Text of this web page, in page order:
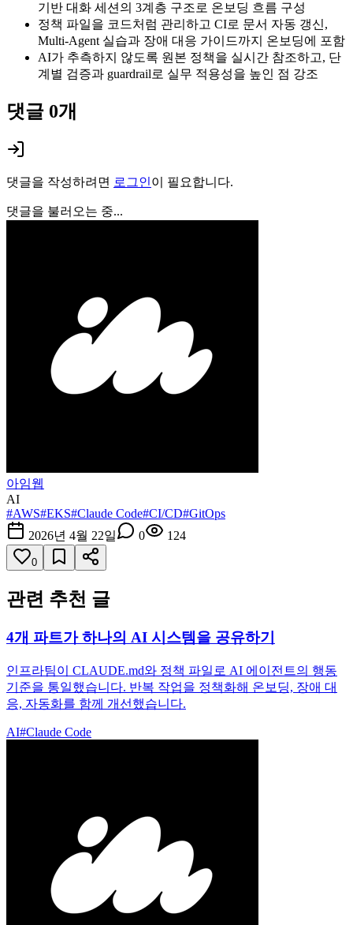
기반 대화 세션의 3계층 구조로 온보딩 흐름 구성
정책 파일을 코드처럼 관리하고 CI로 문서 자동 갱신,
Multi-Agent 실습과 장애 대응 가이드까지 온보딩에 포함
AI가 추측하지 않도록 원본 정책을 실시간 참조하고, 단
계별 검증과 guardrail로 실무 적용성을 높인 점 강조
댓글 0개
댓글을 작성하려면 로그인이 필요합니다.
댓글을 불러오는 중...
아임웹
AI
#AWS#EKS#Claude Code#CI/CD#GitOps
2026년 4월 22일
0 124
0
관련 추천 글
4개 파트가 하나의 AI 시스템을 공유하기
인프라팀이 CLAUDE.md와 정책 파일로 AI 에이전트의 행동
기준을 통일했습니다. 반복 작업을 정책화해 온보딩, 장애 대
응, 자동화를 함께 개선했습니다.
AI#Claude Code